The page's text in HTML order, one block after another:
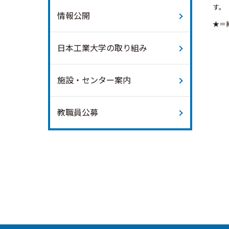
す。
★＝
情報公開
日本工業大学の取り組み
施設・センター案内
教職員公募